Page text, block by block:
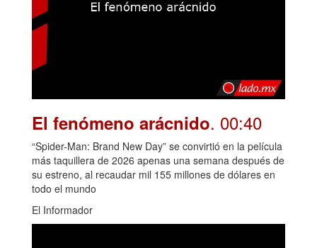
El fenómeno arácnido. 00:40
“Spider-Man: Brand New Day” se convirtió en la película
más taquillera de 2026 apenas una semana después de
su estreno, al recaudar mil 155 millones de dólares en
todo el mundo
El Informador